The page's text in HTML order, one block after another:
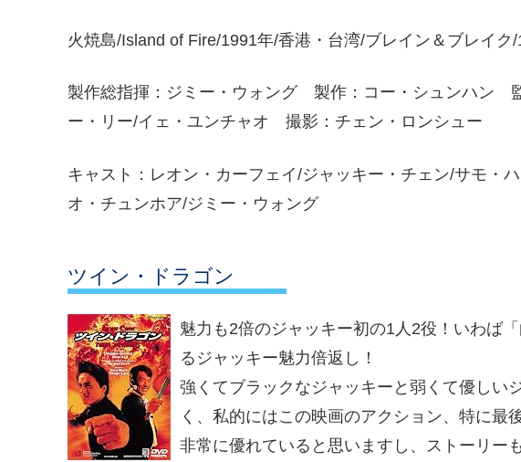
火焼島/Island of Fire/1991年/香港・台湾/ブレイン＆ブレイ
製作総指揮：ジミー・ウォング 製作：コー・シュンハン
ー・リー/イェ・ユンチャオ 撮影：チェン・ロンシュー
キャスト：レオン・カーフェイ/ジャッキー・チェン/サモ・
オ・チュンホア/ジミー・ウォング
ツイン・ドラゴン
魅力も2倍のジャッキー初の1人2役！いわば
るジャッキー魅力倍返し！
強くてブラックなジャッキーと弱くて優しい
く、私的にはこの映画のアクション、特に最
非常に優れていると思いますし、ストーリー